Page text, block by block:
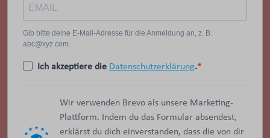
Gib bitte deine E-Mail-Adresse für die Anmeldung an, z. B.
abc@xyz.com.
Ich akzeptiere die Datenschutzerklärung.
Wir verwenden Brevo als unsere Marketing-
Plattform. Indem du das Formular absendest,
erklärst du dich einverstanden, dass die von dir